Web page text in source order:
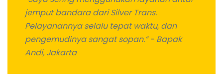
jemput bandara dari Silver Trans.
Pelayanannya selalu tepat waktu, dan
pengemudinya sangat sopan.”- Bapak
Andi, Jakarta